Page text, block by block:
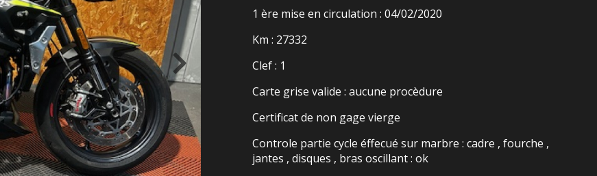
1 ère mise en circulation : 04/02/2020
Km : 27332
Clef : 1
Carte grise valide : aucune procèdure
Certificat de non gage vierge
Controle partie cycle éffecué sur marbre : cadre , fourche ,
jantes , disques , bras oscillant : ok